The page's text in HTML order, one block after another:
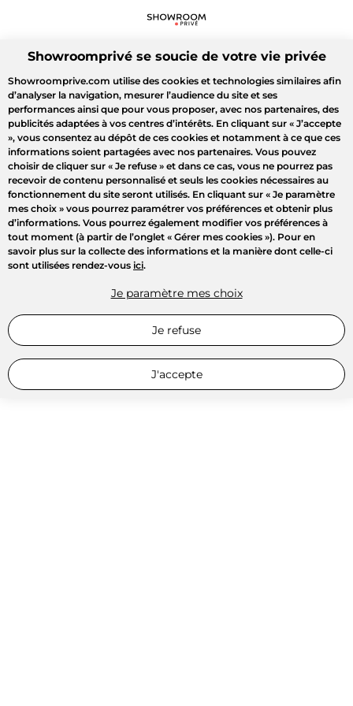
Showroomprivé se soucie de votre vie privée
Showroomprive.com utilise des cookies et technologies similaires afin
d’analyser la navigation, mesurer l’audience du site et ses
performances ainsi que pour vous proposer, avec nos partenaires, des
publicités adaptées à vos centres d’intérêts. En cliquant sur « J’accepte
», vous consentez au dépôt de ces cookies et notamment à ce que ces
informations soient partagées avec nos partenaires. Vous pouvez
choisir de cliquer sur « Je refuse » et dans ce cas, vous ne pourrez pas
recevoir de contenu personnalisé et seuls les cookies nécessaires au
fonctionnement du site seront utilisés. En cliquant sur « Je paramètre
mes choix » vous pourrez paramétrer vos préférences et obtenir plus
d’informations. Vous pourrez également modifier vos préférences à
tout moment (à partir de l’onglet « Gérer mes cookies »). Pour en
savoir plus sur la collecte des informations et la manière dont celle-ci
sont utilisées rendez-vous ici.
Je paramètre mes choix
Je refuse
J'accepte